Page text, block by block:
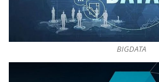
BIGDATA